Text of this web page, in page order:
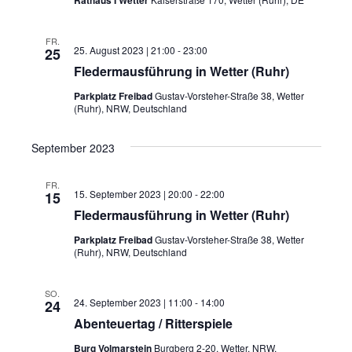
n
i
c
t
,
i
FR.
25
Fledermausführung in Wetter (Ruhr)
25. August 2023 | 21:00 -23:00
Parkplatz FreibadGustav-Vorsteher-Straße 38, Wetter
(Ruhr), NRW, Deutschland
September 2023
FR.
15
Fledermausführung in Wetter (Ruhr)
15. September 2023 | 20:00 -22:00
Parkplatz FreibadGustav-Vorsteher-Straße 38, Wetter
(Ruhr), NRW, Deutschland
SO.
24
Abenteuertag / Ritterspiele
24. September 2023 | 11:00 - 14:00
Burg Volmarstein Burgberg 2-20, Wetter, NRW,